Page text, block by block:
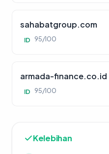
sahabatgroup.com
ID 95/100
armada-finance.co.id
ID 95/100
Kelebihan